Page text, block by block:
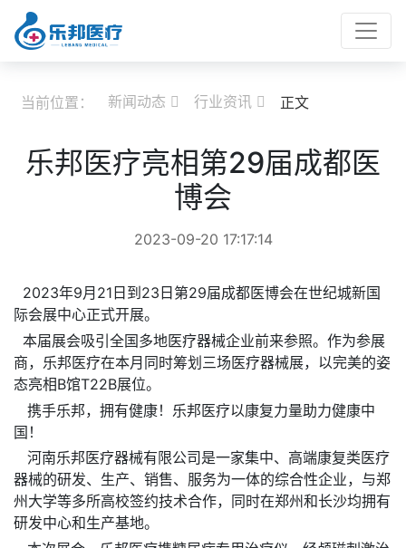
当前位置： 新闻动态  行业资讯  正文
乐邦医疗亮相第29届成都医
博会
2023-09-20 17:17:14
2023年9月21日到23日第29届成都医博会在世纪城新国
际会展中心正式开展。
本届展会吸引全国多地医疗器械企业前来参照。作为参展
商，乐邦医疗在本月同时筹划三场医疗器械展，以完美的姿
态亮相B馆T22B展位。
携手乐邦，拥有健康！乐邦医疗以康复力量助力健康中
国！
河南乐邦医疗器械有限公司是一家集中、高端康复类医疗
器械的研发、生产、销售、服务为一体的综合性企业，与郑
州大学等多所高校签约技术合作，同时在郑州和长沙均拥有
研发中心和生产基地。